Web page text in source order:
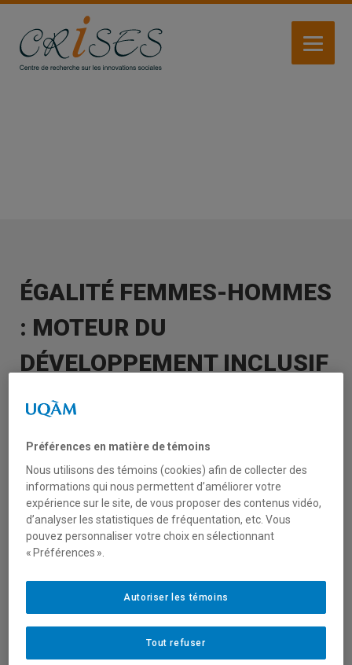
Aller
contenu
principal
ÉGALITÉ FEMMES-HOMMES
: MOTEUR DU
DÉVELOPPEMENT INCLUSIF
DANS LA FRANCOPHONIE
AVOS AGENDAS !
, codirectrice de
l’Observatoire francophone pour le
Préférences en matière de témoins
Nous utilisons des témoins (cookies) afin de collecter des
informations qui nous permettent d’améliorer votre
expérience sur le site, de vous proposer des contenus vidéo,
d’analyser les statistiques de fréquentation, etc. Vous
pouvez personnaliser votre choix en sélectionnant
« Préférences ».
Tout refuser
Autoriser les témoins